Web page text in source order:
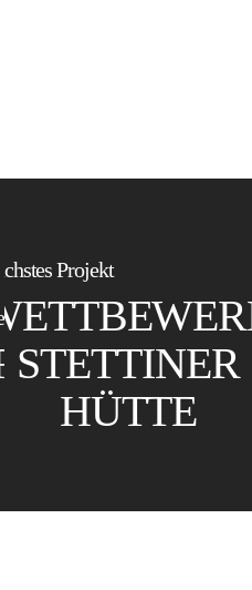
Projekt
STETTINER
HÜTTE